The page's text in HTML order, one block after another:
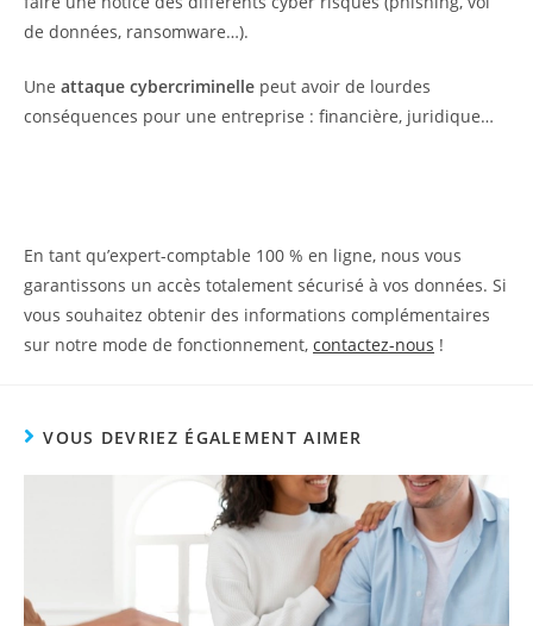
de données, ransomware…).
Une attaque cybercriminelle peut avoir de lourdes
conséquences pour une entreprise : financière, juridique…
En tant qu’expert-comptable 100 % en ligne, nous vous
garantissons un accès totalement sécurisé à vos données. Si
vous souhaitez obtenir des informations complémentaires
sur notre mode de fonctionnement, contactez-nous !
VOUS DEVRIEZ ÉGALEMENT AIMER